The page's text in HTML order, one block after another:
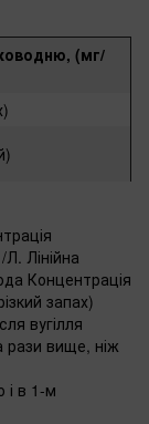
(мг/
Лінійна
Концентрація
запах)
вугілля
рази вище, ніж
і в 1-м